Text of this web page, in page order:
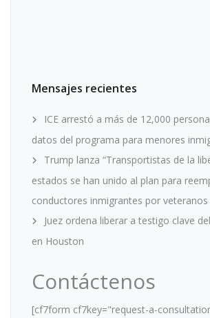
Mensajes recientes
ICE arrestó a más de 12,000
datos del programa para menores
Trump lanza “Transportistas de la
estados se han unido al plan para
conductores inmigrantes por
Juez ordena liberar a testigo clave
en Houston
Contáctenos
[cf7form cf7key="request-a-